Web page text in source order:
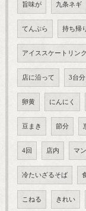
旨味が 九条ネギ
てんぷら 持ち帰
アイススケートリンク
店に沿って 3台分
卵黄 にんにく
豆まき 節分
4回 店内 マ
冷たいざるそば
こねる きれい